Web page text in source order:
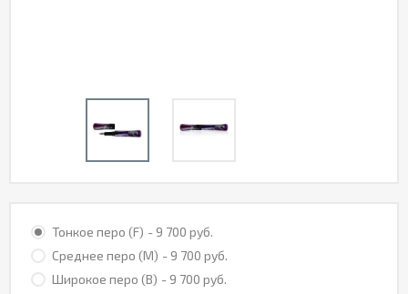
Тонкое перо (F) - 9 700 руб.
Среднее перо (M) - 9 700 руб.
Широкое перо (B) - 9 700 руб.